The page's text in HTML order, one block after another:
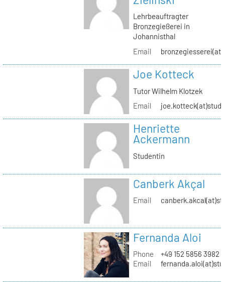
Lehrbeauftragter
Bronzegießerei in
Johannisthal
Email
Joe Kotteck
Tutor Wilhelm Klotzek
Email
Henriette
Ackermann
Studentin
Canberk Akçal
Email
Fernanda Aloi
Phone
+49 152 5856 3982
Email